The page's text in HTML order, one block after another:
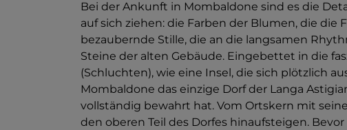
Bei der Ankunft in Mombaldone sind es die
auf sich ziehen: die Farben der Blumen, die die
bezaubernde Stille, die an die langsamen
Steine der alten Gebäude. Eingebettet in die
(Schluchten), wie eine Insel, die sich plötzlich
Mombaldone das einzige Dorf der Langa
vollständig bewahrt hat. Vom Ortskern mit
den oberen Teil des Dorfes hinaufsteigen.